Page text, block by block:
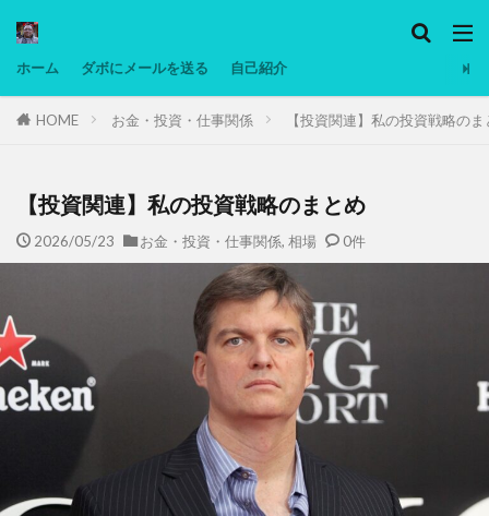
ホーム ダボにメールを送る 自己紹介
HOME お金・投資・仕事関係 【投資関連】私の投資戦略のま
【投資関連】私の投資戦略のまとめ
2026/05/23 お金・投資・仕事関係, 相場 0件
タグ
マレーシア動画
ヨーグルト
備忘録
動画 日本人村社会 脱水シート
検索